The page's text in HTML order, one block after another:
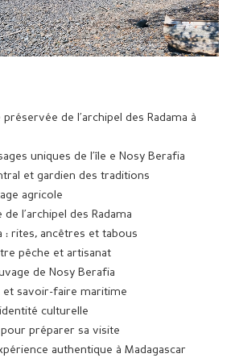
de l’archipel des Radama à
uniques de l’île e Nosy Berafia
et gardien des traditions
agricole
l’archipel des Radama
: rites, ancêtres et tabous
pêche et artisanat
de Nosy Berafia
et savoir-faire maritime
culturelle
préparer sa visite
authentique à Madagascar